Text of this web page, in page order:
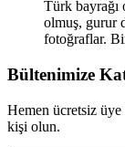
Türk bayrağı
olmuş, gurur
fotoğraflar.
Bültenimize
Hemen ücretsiz
kişi olun.